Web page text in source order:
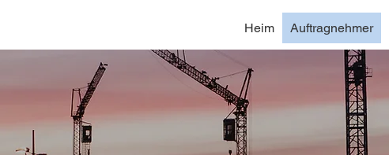
Heim Auftragnehmer